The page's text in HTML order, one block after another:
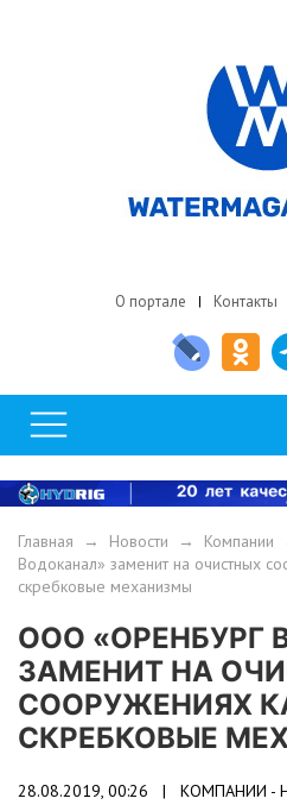
О портале Контакты
Главная → Новости → Компании
Водоканал» заменит на очистных
скребковые механизмы
ООО «ОРЕНБУРГ
ЗАМЕНИТ НА
СООРУЖЕНИЯХ
СКРЕБКОВЫЕ
28.08.2019, 00:26 | КОМПАНИИ -